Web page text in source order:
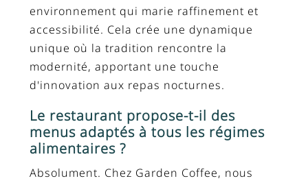
environnement qui marie raffinement et
accessibilité. Cela crée une dynamique
unique où la tradition rencontre la
modernité, apportant une touche
d'innovation aux repas nocturnes.
Le restaurant propose-t-il des
menus adaptés à tous les régimes
alimentaires ?
Absolument. Chez Garden Coffee, nous